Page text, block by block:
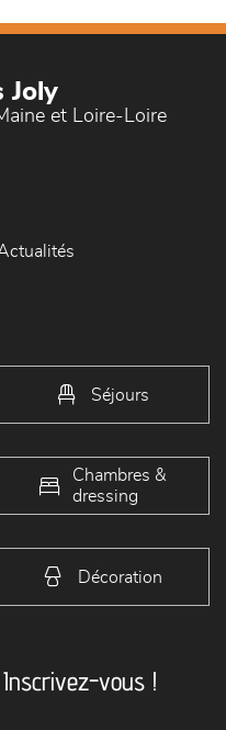
Joly
et Loire-Loire
Séjours
Chambres &
dressing
Décoration
Inscrivez-vous !